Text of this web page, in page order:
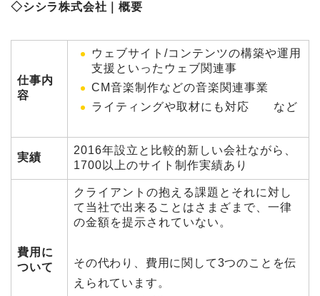
◇シシラ株式会社｜概要
仕事内
容
ウェブサイト/コンテンツの構築や運用
支援といったウェブ関連事
CM音楽制作などの音楽関連事業
ライティングや取材にも対応 など
実績
2016年設立と比較的新しい会社ながら、
1700以上のサイト制作実績あり
費用に
ついて
クライアントの抱える課題とそれに対し
て当社で出来ることはさまざまで、一律
の金額を提示されていない。
その代わり、費用に関して3つのことを伝
えられています。